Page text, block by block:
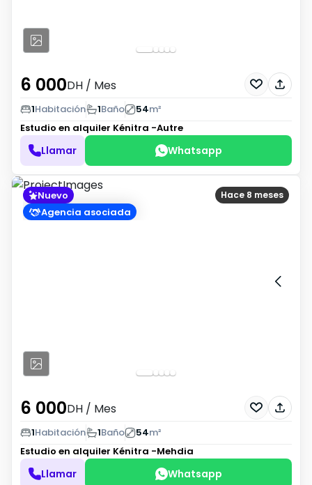
6 000DH / Mes
1Habitación 1Baño 54m²
Estudio en alquiler Kénitra -Autre
Llamar Whatsapp
Hace 8 meses
Nuevo
Agencia asociada
6 000DH / Mes
1Habitación 1Baño 54m²
Estudio en alquiler Kénitra -Mehdia
Llamar Whatsapp